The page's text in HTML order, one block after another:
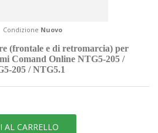
Condizione Nuovo
(frontale e di retromarcia) per
Comand Online NTG5-205 /
205 / NTG5.1
AL CARRELLO